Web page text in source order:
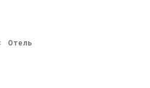
Отель